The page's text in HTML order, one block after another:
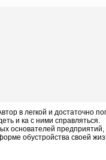
в легкой и достаточно
и ка с ними справляться.
основателей
обустройства своей